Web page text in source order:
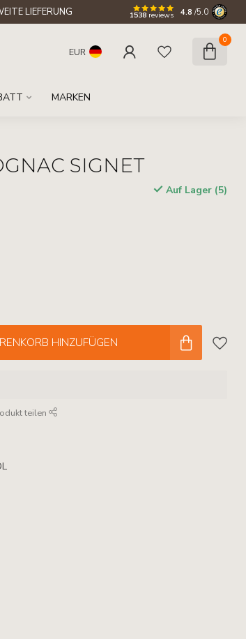
LIEFERUNG 1538 reviews 4.8 /5.0
EUR
0
MARKEN
SIGNET
Auf Lager (5)
HINZUFÜGEN
teilen